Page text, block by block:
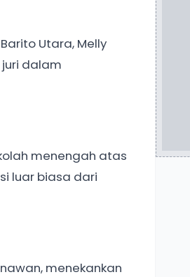
Utara, Melly
dalam
menengah atas
luar biasa dari
menekankan